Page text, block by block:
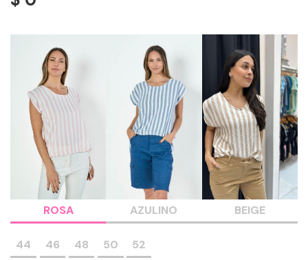
ROSA AZULINO BEIGE
44 46 48 50 52